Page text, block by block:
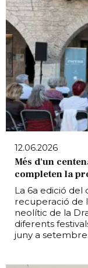
12.06.2026
Més d'un
completen la
La 6a edició del
recuperació de
neolític de la
diferents
juny a setembre.